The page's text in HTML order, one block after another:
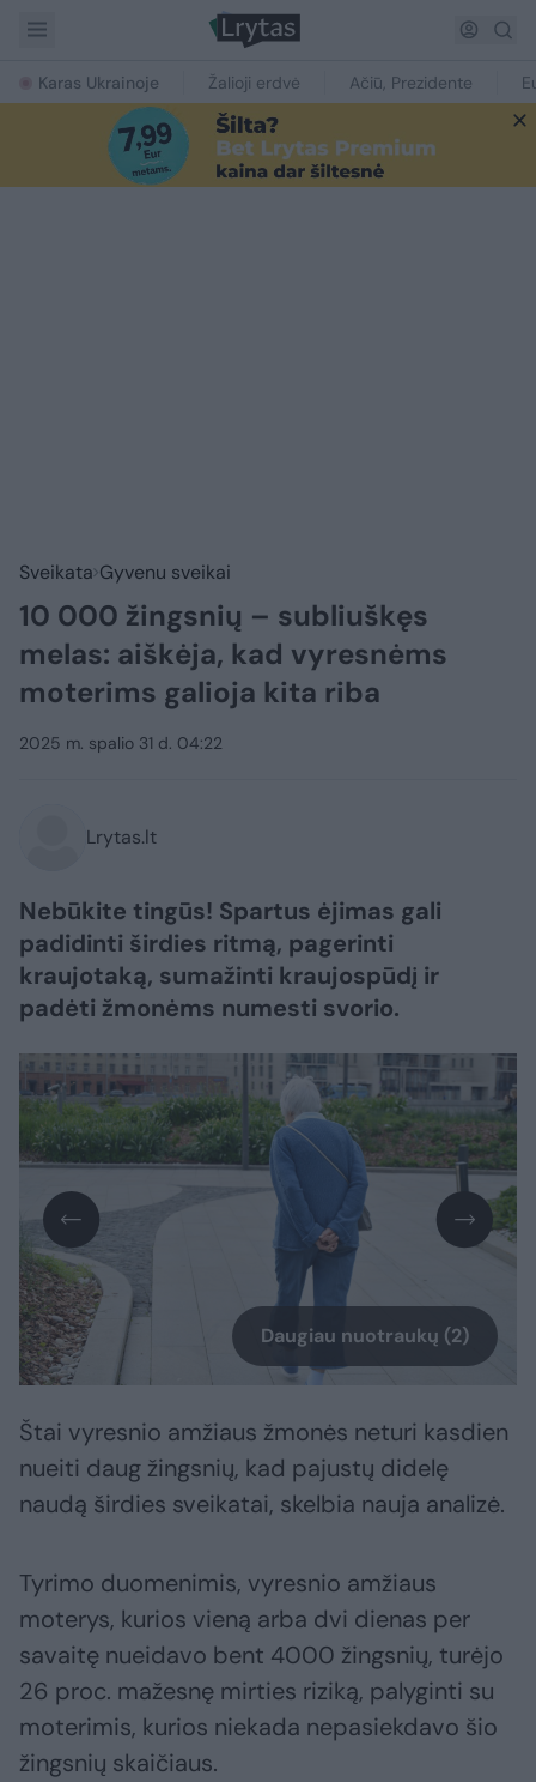
Karas Ukrainoje Žalioji erdvė Ačiū, Prezidente
Sveikata Gyvenu sveikai
10 000 žingsnių – subliuškęs
melas: aiškėja, kad vyresnėms
moterims galioja kita riba
2025 m. spalio 31 d. 04:22
Lrytas.lt
Nebūkite tingūs! Spartus ėjimas gali
padidinti širdies ritmą, pagerinti
kraujotaką, sumažinti kraujospūdį ir
padėti žmonėms numesti svorio.
Daugiau nuotraukų (2)
Štai vyresnio amžiaus žmonės neturi kasdien
nueiti daug žingsnių, kad pajustų didelę
naudą širdies sveikatai, skelbia nauja analizė.
Tyrimo duomenimis, vyresnio amžiaus
moterys, kurios vieną arba dvi dienas per
savaitę nueidavo bent 4000 žingsnių, turėjo
26 proc. mažesnę mirties riziką, palyginti su
moterimis, kurios niekada nepasiekdavo šio
žingsnių skaičiaus.